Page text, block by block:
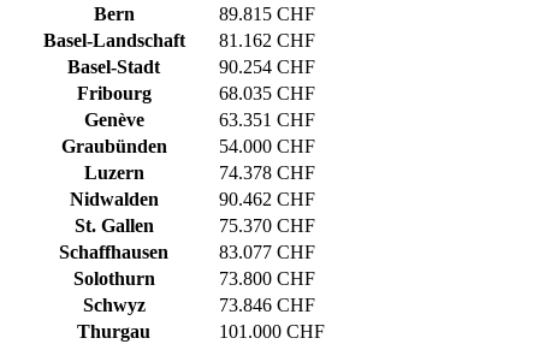
Bern
89.815 CHF
Basel-Landschaft
81.162 CHF
Basel-Stadt
90.254 CHF
Fribourg
68.035 CHF
Genève
63.351 CHF
Graubünden
54.000 CHF
Luzern
74.378 CHF
Nidwalden
90.462 CHF
St. Gallen
75.370 CHF
Schaffhausen
83.077 CHF
Solothurn
73.800 CHF
Schwyz
73.846 CHF
Thurgau
101.000 CHF